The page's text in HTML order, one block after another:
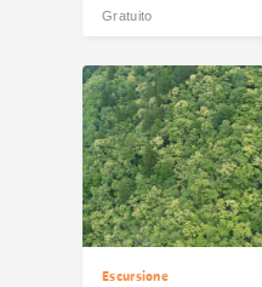
Gratuito
Escursione